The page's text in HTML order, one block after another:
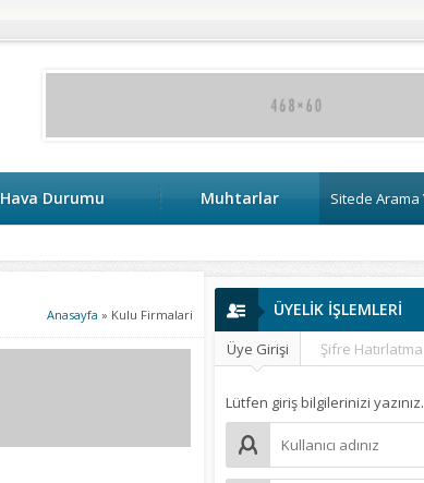
Hava Durumu Muhtarlar
Anasayfa » Kulu Firmalari ÜYELİK İŞLEMLERİ
Üye Girişi Şifre Hatırlatma
Lütfen giriş bilgilerinizi yazınız.